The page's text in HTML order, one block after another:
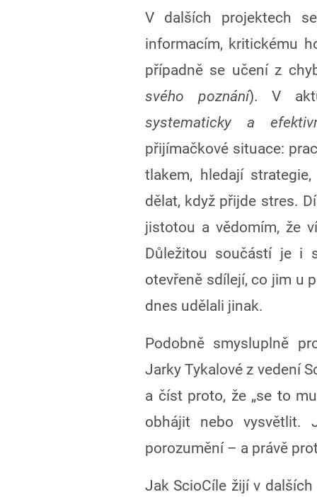
V dalších projektech
informacím, kritickému
případně se učení z
svého poznání). V
systematicky a
přijímačkové situace:
tlakem, hledají
dělat, když přijde stres.
jistotou a vědomím, že
Důležitou součástí je i
otevřeně sdílejí, co jim u
dnes udělali jinak.
Podobně smysluplně
Jarky Tykalové z vedení
a číst proto, že „se to
obhájit nebo vysvětlit.
porozumění – a právě
Jak ScioCíle žijí v